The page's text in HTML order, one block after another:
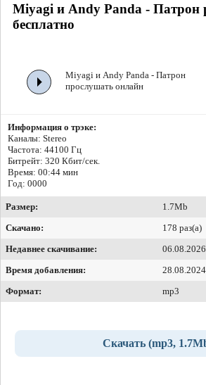
Miyagi и Andy Panda - Патрон
бесплатно
Miyagi и Andy Panda - Патрон
прослушать онлайн
Информация о трэке:
Каналы: Stereo
Частота: 44100 Гц
Битрейт: 320 Кбит/сек.
Время: 00:44 мин
Год: 0000
Размер:
1.7Mb
Скачано:
178 раз(а)
Недавнее скачивание:
Время добавления:
Формат:
mp3
Скачать (mp3,